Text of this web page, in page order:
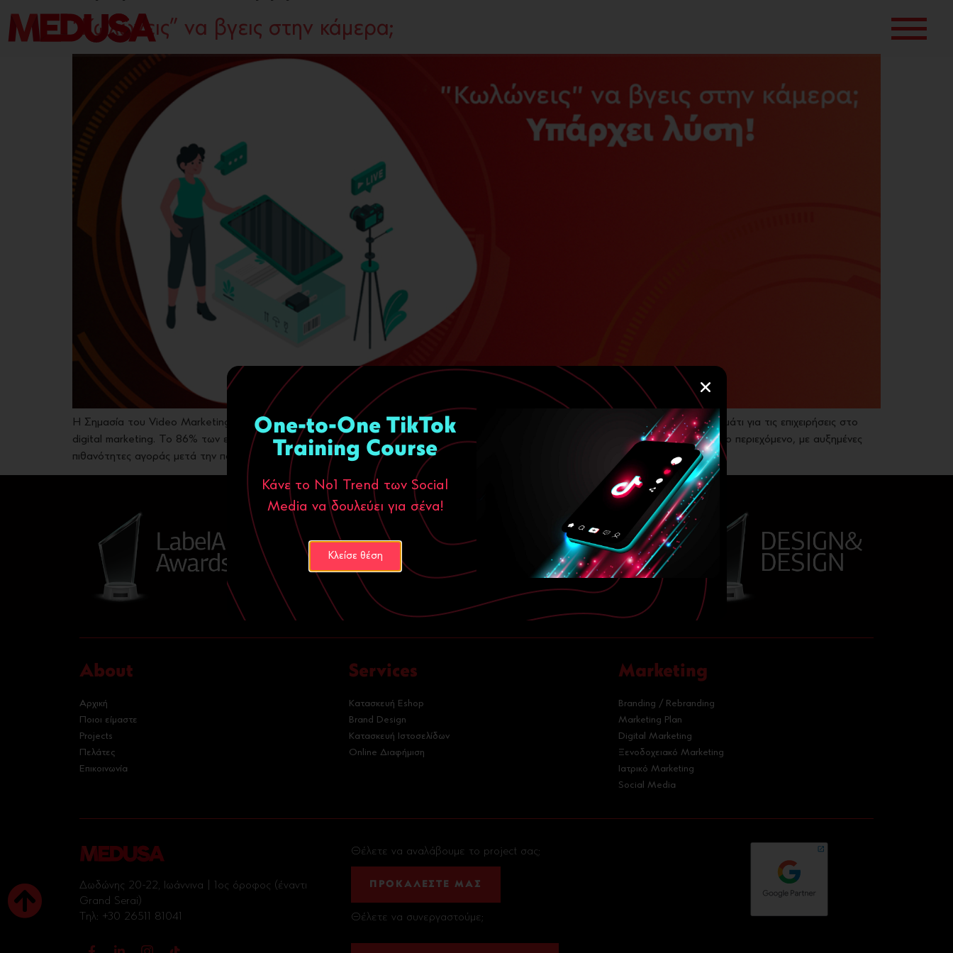
“Κωλώνεις” να βγεις στην κάμερα;
Η Σημασία του Video Marketing – Ήρθε για να Μείνει Το video marketing τα τελευταία χρόνια έχει καταφέρει να αποτελεί κρίσιμο κομμάτι για τις επιχειρήσεις στο
digital marketing. Το 86% των επιχειρήσεων χρησιμοποιεί βίντεο ως εργαλείο προώθησης, και το κοινό προτιμά να αλληλεπιδρά με βίντεο περιεχόμενο, με αυξημένες
πιθανότητες αγοράς μετά την παρακολούθηση. Οι αλγόριθμοι […]
About
Αρχική
Ποιοι είμαστε
Projects
Πελάτες
Επικοινωνία
Services
Κατασκευή Eshop
Brand Design
Κατασκευή Ιστοσελίδων
Online Διαφήμιση
Marketing
Branding / Rebranding
Marketing Plan
Digital Marketing
Ξενοδοχειακό Marketing
Ιατρικό Marketing
Social Media
Δωδώνης 20-22, Ιωάννινα | 1ος όροφος (έναντι
Grand Serai)
Tηλ: +30 26511 81041
Θέλετε να αναλάβουμε το project σας;
ΠΡΟΚΑΛΕΣΤΕ ΜΑΣ
Θέλετε να συνεργαστούμε;
One-to-One TikTok
Training Course
Κάνε το Νο1 Trend των Social
Media να δουλεύει για σένα!
Κλείσε θέση